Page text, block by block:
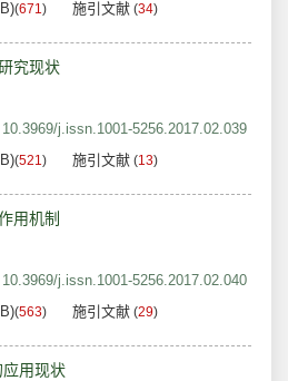
(671) 施引文献 (34)
究现状
10.3969/j.issn.1001-5256.2017.02.039
(521) 施引文献 (13)
用机制
10.3969/j.issn.1001-5256.2017.02.040
(563) 施引文献 (29)
用现状